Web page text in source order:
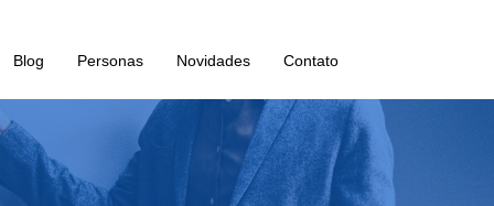
Blog Personas Novidades Contato